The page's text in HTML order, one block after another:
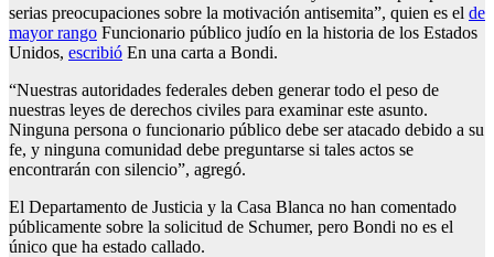
serias preocupaciones sobre la motivación antisemita”, quien es el de
mayor rango Funcionario público judío en la historia de los Estados
Unidos, escribió En una carta a Bondi.
“Nuestras autoridades federales deben generar todo el peso de
nuestras leyes de derechos civiles para examinar este asunto.
Ninguna persona o funcionario público debe ser atacado debido a su
fe, y ninguna comunidad debe preguntarse si tales actos se
encontrarán con silencio”, agregó.
El Departamento de Justicia y la Casa Blanca no han comentado
públicamente sobre la solicitud de Schumer, pero Bondi no es el
único que ha estado callado.